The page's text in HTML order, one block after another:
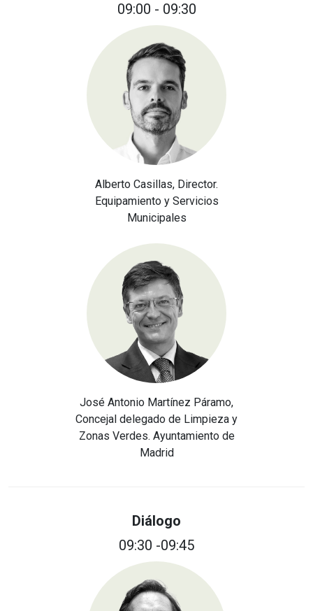
09:00 - 09:30
Alberto Casillas, Director.
Equipamiento y Servicios
Municipales
José Antonio Martínez Páramo,
Concejal delegado de Limpieza y
Zonas Verdes. Ayuntamiento de
Madrid
Diálogo
09:30 -09:45